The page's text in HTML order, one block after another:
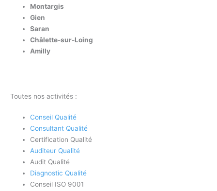
Montargis
Gien
Saran
Châlette-sur-Loing
Amilly
Toutes nos activités :
Conseil Qualité
Consultant Qualité
Certification Qualité
Auditeur Qualité
Audit Qualité
Diagnostic Qualité
Conseil ISO 9001